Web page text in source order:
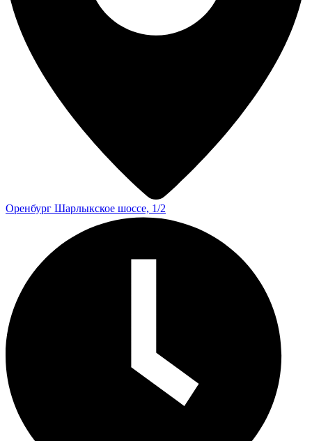
Оренбург Шарлыкское шоссе, 1/2